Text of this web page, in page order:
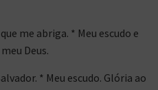
me abriga. * Meu escudo e
Deus.
* Meu escudo. Glória ao